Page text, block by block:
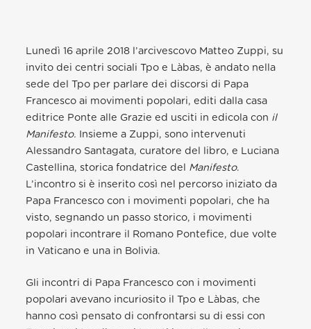
Lunedì 16 aprile 2018 l’arcivescovo Matteo Zuppi, su
invito dei centri sociali Tpo e Làbas, è andato nella
sede del Tpo per parlare dei discorsi di Papa
Francesco ai movimenti popolari, editi dalla casa
editrice Ponte alle Grazie ed usciti in edicola con il
Manifesto. Insieme a Zuppi, sono intervenuti
Alessandro Santagata, curatore del libro, e Luciana
Castellina, storica fondatrice del Manifesto.
L’incontro si è inserito così nel percorso iniziato da
Papa Francesco con i movimenti popolari, che ha
visto, segnando un passo storico, i movimenti
popolari incontrare il Romano Pontefice, due volte
in Vaticano e una in Bolivia.
Gli incontri di Papa Francesco con i movimenti
popolari avevano incuriosito il Tpo e Làbas, che
hanno così pensato di confrontarsi su di essi con